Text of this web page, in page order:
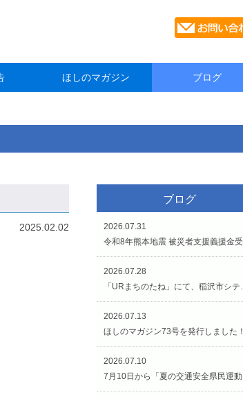
ほしのマガジン ブログ
2025.02.02
ブログ
2026.07.31
令和8年熊本地震 被災者支援義援金受付のお知らせです。
2026.07.28
「URまちのたね」にて、稲沢市シティプロモーションイベントが開催されています（7/27〜8/2）
2026.07.13
ほしのマガジン73号を発行しました！
2026.07.10
7月10日から「夏の交通安全県民運動（交通安全週間）」がスタートです！